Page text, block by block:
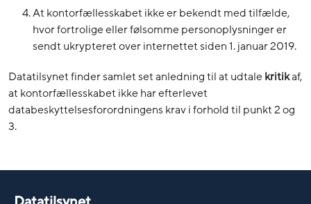
At kontorfællesskabet ikke er bekendt med tilfælde,
hvor fortrolige eller følsomme personoplysninger er
sendt ukrypteret over internettet siden 1. januar 2019.
Datatilsynet finder samlet set anledning til at udtalekritikaf,
at kontorfællesskabet ikke har efterlevet
databeskyttelsesforordningens krav i forhold til punkt 2 og
3.